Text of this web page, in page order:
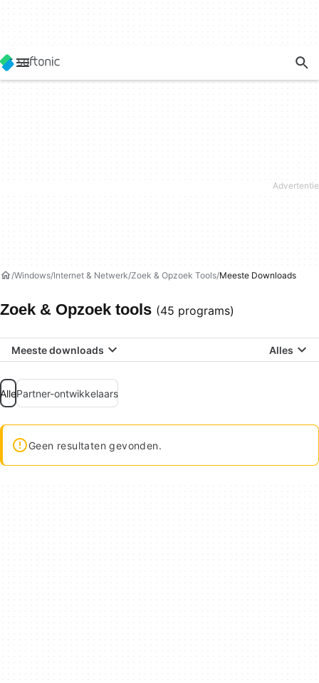
Windows Internet & Netwerk Zoek & Opzoek Tools Meeste Downloads
Zoek & Opzoek tools (45 programs)
Meeste downloads Alles
AllePartner-ontwikkelaars
Geen resultaten gevonden.